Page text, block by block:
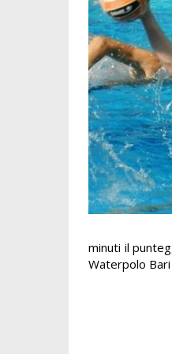
minuti il
Waterpolo